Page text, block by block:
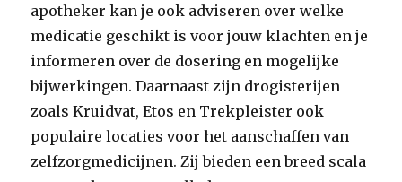
apotheker kan je ook adviseren over welke
medicatie geschikt is voor jouw klachten en je
informeren over de dosering en mogelijke
bijwerkingen. Daarnaast zijn drogisterijen
zoals Kruidvat, Etos en Trekpleister ook
populaire locaties voor het aanschaffen van
zelfzorgmedicijnen. Zij bieden een breed scala